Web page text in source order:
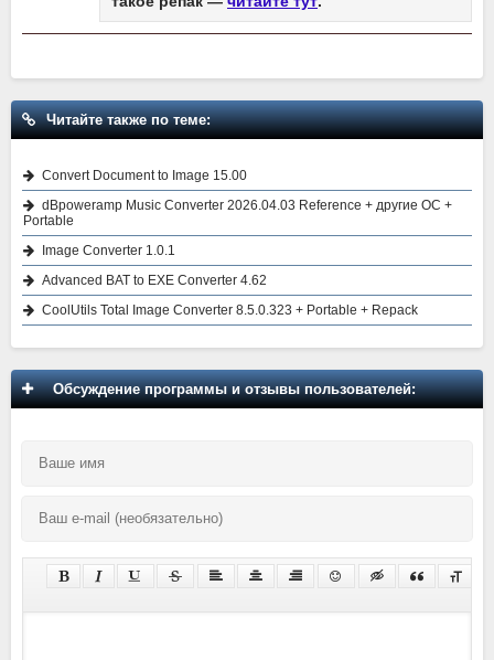
Читайте также по теме:
Convert Document to Image 15.00
dBpoweramp Music Converter 2026.04.03 Reference + другие ОС +
Portable
Image Converter 1.0.1
Advanced BAT to EXE Converter 4.62
CoolUtils Total Image Converter 8.5.0.323 + Portable + Repack
Обсуждение программы и отзывы пользователей: